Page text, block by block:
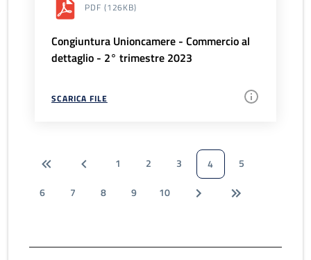
PDF (126KB)
Congiuntura Unioncamere - Commercio al
dettaglio - 2° trimestre 2023
SCARICA FILE
1 2 3 4
5
6
7 8 9 10